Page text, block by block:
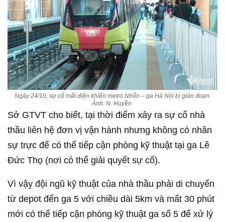
Ngày 24/10, sự cố mất điện khiến metro Nhổn – ga Hà Nội bị gián đoạn.
Ảnh: N. Huyền
Sở GTVT cho biết, tại thời điểm xảy ra sự cố nhà
thầu liên hệ đơn vị vận hành nhưng không có nhân
sự trực để có thể tiếp cận phòng kỹ thuật tại ga Lê
Đức Thọ (nơi có thể giải quyết sự cố).
Vì vậy đội ngũ kỹ thuật của nhà thầu phải di chuyển
từ depot đến ga 5 với chiều dài 5km và mất 30 phút
mới có thể tiếp cận phòng kỹ thuật ga số 5 để xử lý